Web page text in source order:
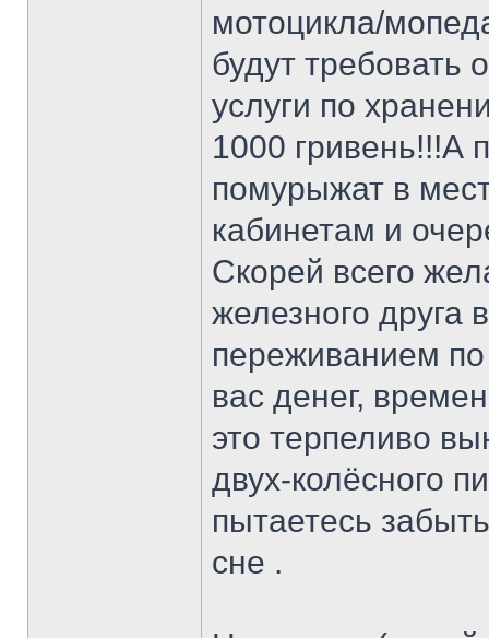
мотоцикла/
будут требовать
услуги по
1000 гривень!!!А
помурыжат в
кабинетам и
Скорей всего
железного друга
переживанием
вас денег,
это терпеливо
двух-колёсного
пытаетесь
сне .